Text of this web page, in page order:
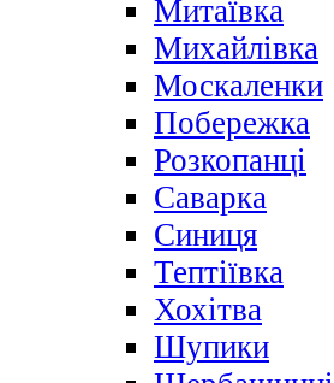
Митаївка
Михайлівка
Москаленки
Побережка
Розкопанці
Саварка
Синиця
Тептіївка
Хохітва
Шупики